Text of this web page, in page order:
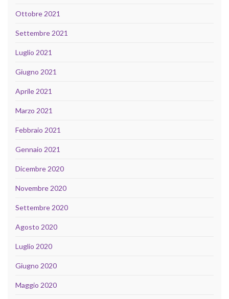
Ottobre 2021
Settembre 2021
Luglio 2021
Giugno 2021
Aprile 2021
Marzo 2021
Febbraio 2021
Gennaio 2021
Dicembre 2020
Novembre 2020
Settembre 2020
Agosto 2020
Luglio 2020
Giugno 2020
Maggio 2020